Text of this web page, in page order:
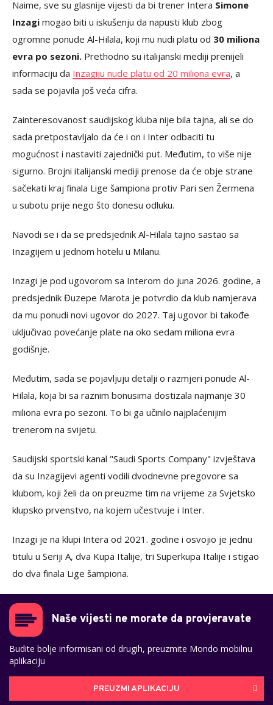
Naime, sve su glasnije vijesti da bi trener Intera Simone
Inzagi mogao biti u iskušenju da napusti klub zbog
ogromne ponude Al-Hilala, koji mu nudi platu od 30 miliona
evra po sezoni. Prethodno su italijanski mediji prenijeli
informaciju da Inzagiju nude platu od 20 miliona evra, a
sada se pojavila još veća cifra.
Zainteresovanost saudijskog kluba nije bila tajna, ali se do
sada pretpostavljalo da će i on i Inter odbaciti tu
mogućnost i nastaviti zajednički put. Međutim, to više nije
sigurno. Brojni italijanski mediji prenose da će obje strane
sačekati kraj finala Lige šampiona protiv Pari sen Žermena
u subotu prije nego što donesu odluku.
Navodi se i da se predsjednik Al-Hilala tajno sastao sa
Inzagijem u jednom hotelu u Milanu.
Inzagi je pod ugovorom sa Interom do juna 2026. godine, a
predsjednik Đuzepe Marota je potvrdio da klub namjerava
da mu ponudi novi ugovor do 2027. Taj ugovor bi takođe
uključivao povećanje plate na oko sedam miliona evra
godišnje.
Međutim, sada se pojavljuju detalji o razmjeri ponude Al-
Hilala, koja bi sa raznim bonusima dostizala najmanje 30
miliona evra po sezoni. To bi ga učinilo najplaćenijim
trenerom na svijetu.
Saudijski sportski kanal "Saudi Sports Company" izvještava
da su Inzagijevi agenti vodili dvodnevne pregovore sa
klubom, koji želi da on preuzme tim na vrijeme za Svjetsko
klupsko prvenstvo, na kojem učestvuje i Inter.
Inzagi je na klupi Intera od 2021. godine i osvojio je jednu
titulu u Seriji A, dva Kupa Italije, tri Superkupa Italije i stigao
do dva finala Lige šampiona.
Naše vijesti ne morate da provjeravate
Budite bolje informisani od drugih, preuzmite Mondo mobilnu
aplikaciju
PREUZMI APLIKACIJU